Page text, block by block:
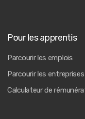
Pour les apprentis
Parcourir les emplois
Parcourir les entreprises
Calculateur de